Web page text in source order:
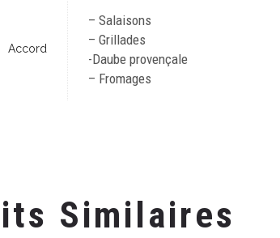
Accord
– Salaisons
– Grillades
-Daube provençale
– Fromages
Similaires
9,30